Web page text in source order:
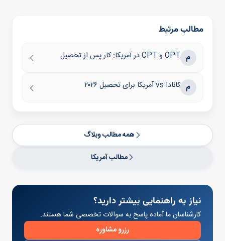
مطالب مرتبط
م OPT و CPT در آمریکا: کار پس از تحصیل
م کانادا vs آمریکا برای تحصیل ۲۰۲۶
همه مطالب وبلاگ
مطالب آمریکا
نیاز به راهنمایی بیشتر دارید؟
کارشناسان ما آماده پاسخ به سوالات تخصصی شما هستند.
رزرو مشاوره